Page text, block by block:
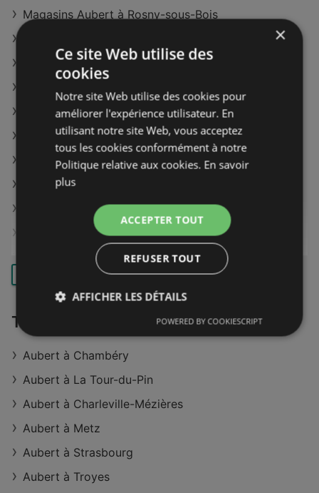
Magasins Aubert à Rosny-sous-Bois
Magasins Aubert à Saint-Bonnet-de-Mure
Magasins Aubert à Lieusaint
Magasins Aubert à La Penne-sur-Huveaune
Magasins Aubert à Mandelieu-la-Napoule
Magasins Aubert à Le Plan-de-Grasse
Magasins Aubert à Cabriès
Magasins Aubert à Castres
Magasins Aubert à Barentin
Magasins Aubert à Jeuxey
Magasins Aubert à Saint-Parres-aux-Tertres
Magasins Aubert à Dreux
Magasins Aubert à Guipavas
Magasins Aubert à Vesoul
Magasins Aubert à Quetigny
Magasins Aubert à Bron
Magasins Aubert à Bassens
Trouvez Aubert dans d'autres régions
Aubert à Chambéry
Aubert à La Tour-du-Pin
Aubert à Charleville-Mézières
Aubert à Metz
Aubert à Strasbourg
Aubert à Troyes
×
Ce site Web utilise des
cookies
Notre site Web utilise des cookies pour
améliorer l'expérience utilisateur. En
utilisant notre site Web, vous acceptez
tous les cookies conformément à notre
Politique relative aux cookies. En savoir
plus
ACCEPTER TOUT
REFUSER TOUT
AFFICHER LES DÉTAILS
POWERED BY COOKIESCRIPT